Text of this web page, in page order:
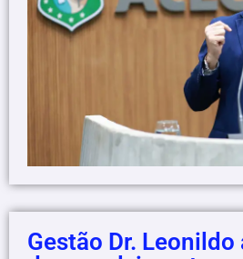
Gestão Dr. Leonildo